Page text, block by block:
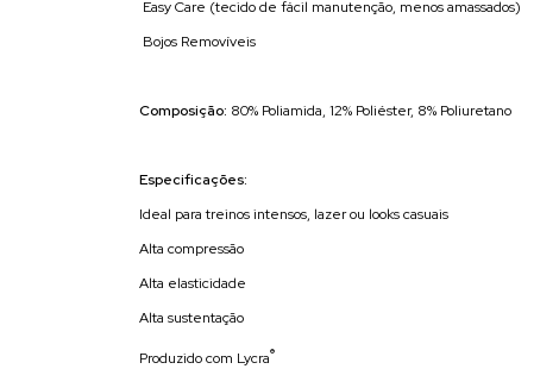
Easy Care (tecido de fácil manutenção, menos amassados)
Bojos Removíveis
Composição: 80% Poliamida, 12% Poliéster, 8% Poliuretano
Especificações:
Ideal para treinos intensos, lazer ou looks casuais
Alta compressão
Alta elasticidade
Alta sustentação
Produzido com Lycra®